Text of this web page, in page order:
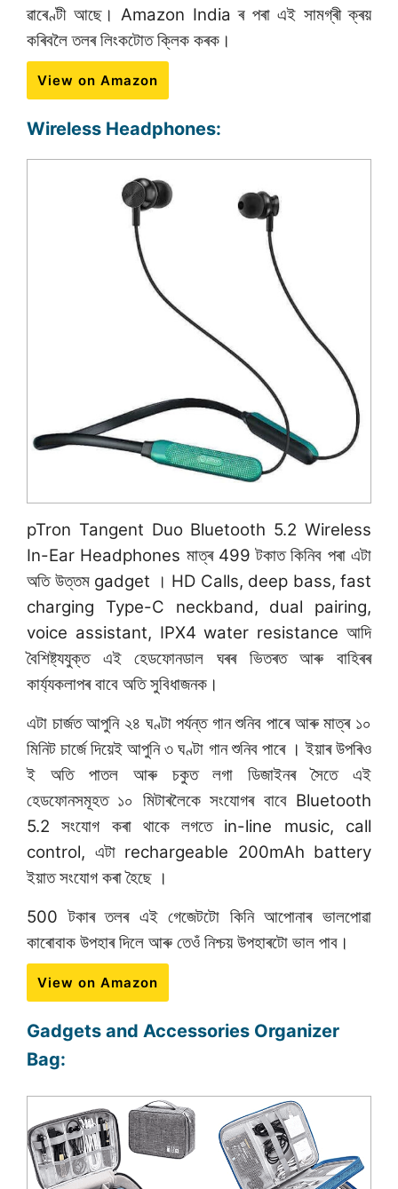
ৱাৰেণ্টী আছে। Amazon India ৰ পৰা এই সামগ্ৰী ক্ৰয়
কৰিবলৈ তলৰ লিংকটোত ক্লিক কৰক।
View on Amazon
Wireless Headphones:
pTron Tangent Duo Bluetooth 5.2 Wireless
In-Ear Headphones মাত্ৰ 499 টকাত কিনিব পৰা এটা
অতি উত্তম gadget । HD Calls, deep bass, fast
charging Type-C neckband, dual pairing,
voice assistant, IPX4 water resistance আদি
বৈশিষ্ট্যযুক্ত এই হেডফোনডাল ঘৰৰ ভিতৰত আৰু বাহিৰৰ
কাৰ্য্যকলাপৰ বাবে অতি সুবিধাজনক।
এটা চাৰ্জত আপুনি ২৪ ঘণ্টা পৰ্যন্ত গান শুনিব পাৰে আৰু মাত্ৰ ১০
মিনিট চাৰ্জে দিয়েই আপুনি ৩ ঘণ্টা গান শুনিব পাৰে । ইয়াৰ উপৰিও
ই অতি পাতল আৰু চকুত লগা ডিজাইনৰ সৈতে এই
হেডফোনসমূহত ১০ মিটাৰলৈকে সংযোগৰ বাবে Bluetooth
5.2 সংযোগ কৰা থাকে লগতে in-line music, call
control, এটা rechargeable 200mAh battery
ইয়াত সংযোগ কৰা হৈছে ।
500 টকাৰ তলৰ এই গেজেটটো কিনি আপোনাৰ ভালপোৱা
কাৰোবাক উপহাৰ দিলে আৰু তেওঁ নিশ্চয় উপহাৰটো ভাল পাব।
View on Amazon
Gadgets and Accessories Organizer
Bag: